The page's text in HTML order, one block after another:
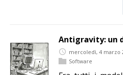
Antigravity: un
mercoledì, 4 marzo
Software